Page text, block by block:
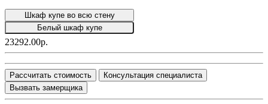
Шкаф купе во всю стену
Белый шкаф купе
23292.00р.
Рассчитать стоимость
Консультация специалиста
Вызвать замерщика